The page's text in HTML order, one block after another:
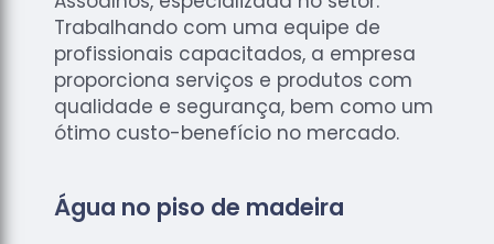
Raspagem
de Tacos
de
Madeiras
Raspagens
de Pisos
Madeiras
Trabalhando com uma equipe de
profissionais capacitados, a empresa
proporciona serviços e produtos com
qualidade e segurança, bem como um
ótimo custo-benefício no mercado.
Água no piso de madeira